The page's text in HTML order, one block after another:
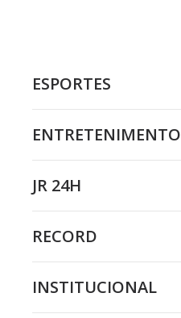
ESPORTES
ENTRETENIMENTO
JR 24H
RECORD
INSTITUCIONAL